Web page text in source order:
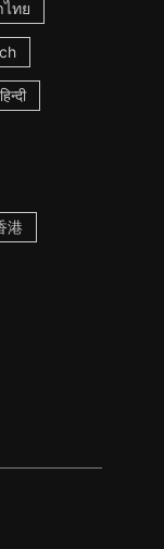
ทย
हिन्दी
港